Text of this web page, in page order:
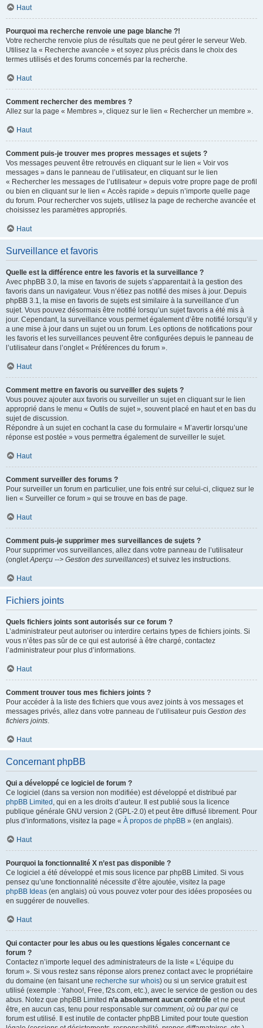
Haut
Pourquoi ma recherche renvoie une page blanche ?!
Votre recherche renvoie plus de résultats que ne peut gérer le serveur Web.
Utilisez la « Recherche avancée » et soyez plus précis dans le choix des
termes utilisés et des forums concernés par la recherche.
Haut
Comment rechercher des membres ?
Allez sur la page « Membres », cliquez sur le lien « Rechercher un membre ».
Haut
Comment puis-je trouver mes propres messages et sujets ?
Vos messages peuvent être retrouvés en cliquant sur le lien « Voir vos
messages » dans le panneau de l’utilisateur, en cliquant sur le lien
« Rechercher les messages de l’utilisateur » depuis votre propre page de profil
ou bien en cliquant sur le lien « Accès rapide » depuis n’importe quelle page
du forum. Pour rechercher vos sujets, utilisez la page de recherche avancée et
choisissez les paramètres appropriés.
Haut
Surveillance et favoris
Quelle est la différence entre les favoris et la surveillance ?
Avec phpBB 3.0, la mise en favoris de sujets s’apparentait à la gestion des
favoris dans un navigateur. Vous n’étiez pas notifié des mises à jour. Depuis
phpBB 3.1, la mise en favoris de sujets est similaire à la surveillance d’un
sujet. Vous pouvez désormais être notifié lorsqu’un sujet favoris a été mis à
jour. Cependant, la surveillance vous permet également d’être notifié lorsqu’il y
a une mise à jour dans un sujet ou un forum. Les options de notifications pour
les favoris et les surveillances peuvent être configurées depuis le panneau de
l’utilisateur dans l’onglet « Préférences du forum ».
Haut
Comment mettre en favoris ou surveiller des sujets ?
Vous pouvez ajouter aux favoris ou surveiller un sujet en cliquant sur le lien
approprié dans le menu « Outils de sujet », souvent placé en haut et en bas du
sujet de discussion.
Répondre à un sujet en cochant la case du formulaire « M’avertir lorsqu’une
réponse est postée » vous permettra également de surveiller le sujet.
Haut
Comment surveiller des forums ?
Pour surveiller un forum en particulier, une fois entré sur celui-ci, cliquez sur le
lien « Surveiller ce forum » qui se trouve en bas de page.
Haut
Comment puis-je supprimer mes surveillances de sujets ?
Pour supprimer vos surveillances, allez dans votre panneau de l’utilisateur
(ongletAperçu --> Gestion des surveillances) et suivez les instructions.
Haut
Fichiers joints
Quels fichiers joints sont autorisés sur ce forum ?
L’administrateur peut autoriser ou interdire certains types de fichiers joints. Si
vous n’êtes pas sûr de ce qui est autorisé à être chargé, contactez
l’administrateur pour plus d’informations.
Haut
Comment trouver tous mes fichiers joints ?
Pour accéder à la liste des fichiers que vous avez joints à vos messages et
messages privés, allez dans votre panneau de l’utilisateur puis Gestion des
fichiers joints.
Haut
Concernant phpBB
Qui a développé ce logiciel de forum ?
Ce logiciel (dans sa version non modifiée) est développé et distribué par
phpBB Limited , qui en a les droits d’auteur. Il est publié sous la licence
publique générale GNU version 2 (GPL-2.0) et peut être diffusé librement. Pour
plus d’informations, visitez la page « À propos de phpBB » (en anglais).
Haut
Pourquoi la fonctionnalité X n’est pas disponible ?
Ce logiciel a été développé et mis sous licence par phpBB Limited. Si vous
pensez qu’une fonctionnalité nécessite d’être ajoutée, visitez la page
phpBB Ideas (en anglais) où vous pouvez voter pour des idées proposées ou
en suggérer de nouvelles.
Haut
Qui contacter pour les abus ou les questions légales concernant ce
forum ?
Contactez n’importe lequel des administrateurs de la liste « L’équipe du
forum ». Si vous restez sans réponse alors prenez contact avec le propriétaire
du domaine (en faisant une recherche sur whois) ou si un service gratuit est
utilisé (exemple : Yahoo!, Free, f2s.com, etc.), avec le service de gestion ou des
abus. Notez que phpBB Limited n’a absolument aucun contrôle et ne peut
être, en aucun cas, tenu pour responsable sur comment, où ou par qui ce
forum est utilisé. Il est inutile de contacter phpBB Limited pour toute question